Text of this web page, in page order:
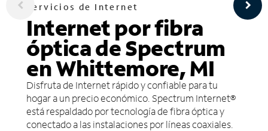
Servicios de Internet
Internet por fibra
óptica de Spectrum
en Whittemore, MI
Disfruta de Internet rápido y confiable para tu
hogar a un precio económico. Spectrum Internet®
está respaldado por tecnología de fibra óptica y
conectado a las instalaciones por líneas coaxiales.